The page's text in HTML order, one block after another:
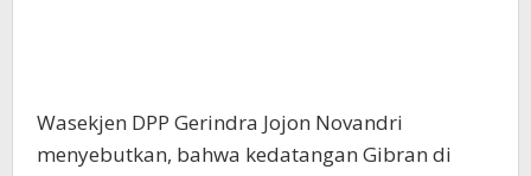
Wasekjen DPP Gerindra Jojon Novandri
menyebutkan, bahwa kedatangan Gibran di